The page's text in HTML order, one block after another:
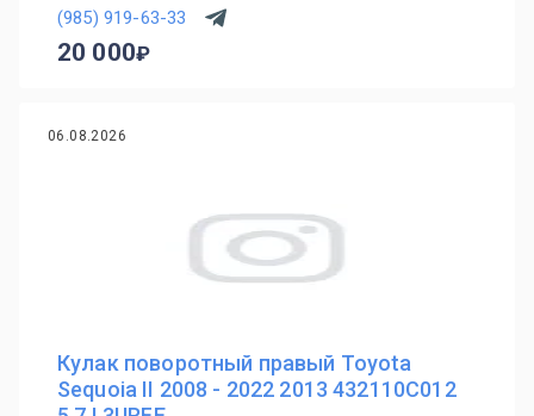
(985) 919-63-33
20 000
06.08.2026
Кулак поворотный правый Toyota
Sequoia II 2008 - 2022 2013 432110C012